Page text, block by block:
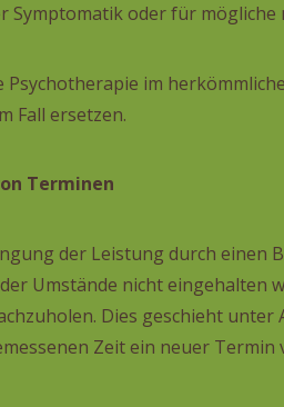
Symptomatik oder für mögliche
Psychotherapie im
Fall ersetzen.
Terminen
der Leistung durch einen
Umstände nicht eingehalten
Dies geschieht unter
Zeit ein neuer